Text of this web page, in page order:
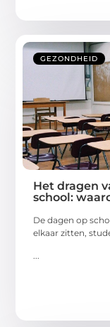
GEZONDHEID
Het dragen
school:
De dagen op
elkaar zitten,